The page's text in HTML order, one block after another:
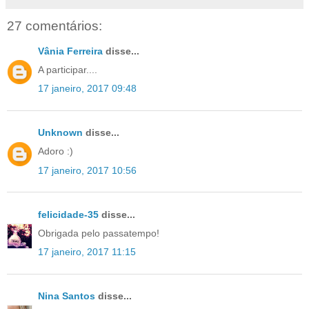
27 comentários:
Vânia Ferreira disse...
A participar....
17 janeiro, 2017 09:48
Unknown disse...
Adoro :)
17 janeiro, 2017 10:56
felicidade-35 disse...
Obrigada pelo passatempo!
17 janeiro, 2017 11:15
Nina Santos disse...